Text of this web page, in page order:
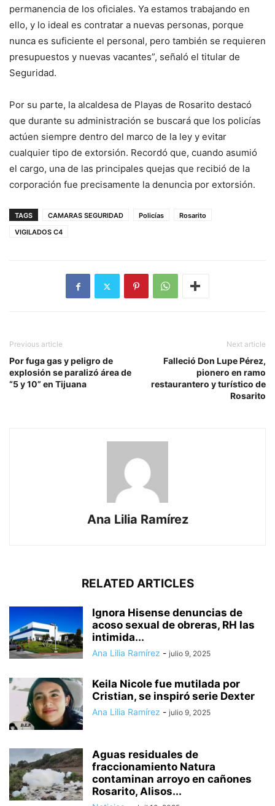
permanencia de los oficiales. Ya estamos trabajando en
ello, y lo ideal es contratar a nuevas personas, porque
nunca es suficiente el personal, pero también se requieren
presupuestos y nuevas vacantes”, señaló el titular de
Seguridad.
Por su parte, la alcaldesa de Playas de Rosarito destacó
que durante su administración se buscará que los policías
actúen siempre dentro del marco de la ley y evitar
cualquier tipo de extorsión. Recordó que, cuando asumió
el cargo, una de las principales quejas que recibió de la
corporación fue precisamente la denuncia por extorsión.
TAGS CAMARAS SEGURIDAD Policías
Rosarito
VIGILADOS C4
Previous article
Por fuga gas y peligro de
explosión se paralizó área de
“5 y 10” en Tijuana
Next article
Falleció Don Lupe Pérez,
pionero en ramo
restaurantero y turístico de
Rosarito
Ana Lilia Ramírez
RELATED ARTICLES
Ignora Hisense denuncias de
acoso sexual de obreras, RH las
intimida...
Ana Lilia Ramírez - julio 9, 2025
Keila Nicole fue mutilada por
Cristian, se inspiró serie Dexter
Ana Lilia Ramírez - julio 9, 2025
Aguas residuales de
fraccionamiento Natura
contaminan arroyo en cañones
Rosarito, Alisos...